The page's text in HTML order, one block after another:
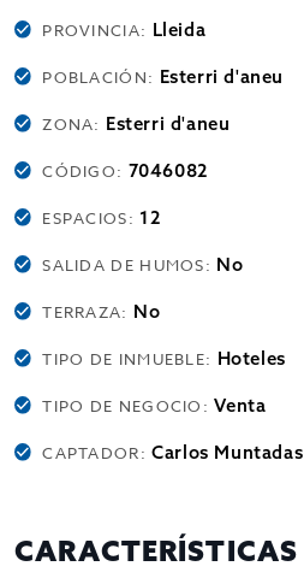
PROVINCIA: Lleida
POBLACIÓN: Esterri d'aneu
ZONA: Esterri d'aneu
CÓDIGO: 7046082
ESPACIOS: 12
SALIDA DE HUMOS: No
TERRAZA: No
TIPO DE INMUEBLE: Hoteles
TIPO DE NEGOCIO:Venta
CAPTADOR:Carlos Muntadas
CARACTERÍSTICAS